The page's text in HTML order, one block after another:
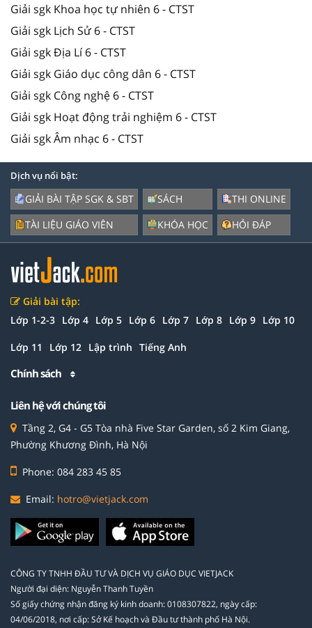
Giải sgk Khoa học tự nhiên 6 - CTST
Giải sgk Lịch Sử 6 - CTST
Giải sgk Địa Lí 6 - CTST
Giải sgk Giáo dục công dân 6 - CTST
Giải sgk Công nghệ 6 - CTST
Giải sgk Hoạt động trải nghiệm 6 - CTST
Giải sgk Âm nhạc 6 - CTST
Dịch vụ nổi bật:
GIẢI BÀI TẬP SGK & SBT
TÀI LIỆU GIÁO VIÊN
SÁCH
KHÓA HỌC
THI ONLINE
HỎI ĐÁP
Giải bài tập:
Lớp 1-2-3 Lớp 4 Lớp 5 Lớp 6 Lớp 7 Lớp 8 Lớp 9 Lớp 10
Lớp 11 Lớp 12 Lập trình Tiếng Anh
Chính sách
Liên hệ với chúng tôi
Tầng 2, G4 - G5 Tòa nhà Five Star Garden, số 2 Kim Giang,
Phường Khương Đình, Hà Nội
Phone: 084 283 45 85
Email: hotro@vietjack.com
CÔNG TY TNHH ĐẦU TƯ VÀ DỊCH VỤ GIÁO DỤC VIETJACK
Người đại diện: Nguyễn Thanh Tuyền
Số giấy chứng nhận đăng ký kinh doanh: 0108307822, ngày cấp:
04/06/2018, nơi cấp: Sở Kế hoạch và Đầu tư thành phố Hà Nội.